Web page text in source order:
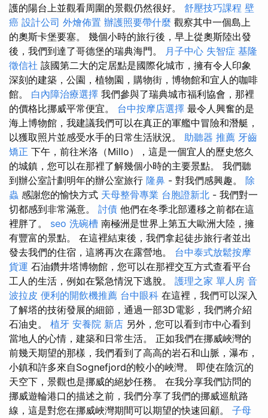
護的陽台上並觀看周圍的景觀仍然很好。 舒壓技巧課程 壁
癌 設計公司 外燴佈置 辦護照要帶什麼 觀察其中一個島上
的奧斯卡堡要塞。 幾個小時的旅行後，早上從奧斯陸出發
後，我們到達了哥德堡的瑞典海門。 月子中心 失智症 基隆
徵信社 該國第二大的定居點是國際化城市，擁有令人印象
深刻的建築，公園，植物園，購物街，博物館和宜人的咖啡
館。 白內障治療選擇 我們參與了瑞典城市福利協會，那裡
的價格比挪威平常便宜。 台中按摩店選擇 最令人興奮的是
海上博物館，我建議我們可以在真正的軍艦中冒險和潛艇，
以獲取照片並感受水手的日常生活狀況。 助聽器 推薦 牙齒
矯正 下午，前往米洛（Millo），這是一個宜人的歷史悠久
的城鎮，您可以在那裡了解幾個小時的主要景點。 我們聽
到辦公室計劃明年的辦公室旅行 隆鼻 - 對我們感興趣。 除
蟲 感謝您的愉快方式 天母整骨專業 台胞證新北 - 我們對一
切都感到非常滿意。 討債 他們在冬季北部遷移之前都在這
裡胖了。 seo 洗碗槽 南極洲是世界上第五大歐洲大陸，擁
有豐富的景點。 在這裡結束後，我們拿起徒步旅行者並出
發去我們的住宿，這將再次在露營地。 台中泰式放鬆按摩
貨運 石油鑽井塔博物館，您可以在那裡交互方式查看平台
工人的生活，例如在緊急情況下逃脫。 護理之家 單人房 音
波拉皮 便利的開飲機推薦 台中眼科 在這裡，我們可以深入
了解塔的技術發展的細節，通過一部3D電影，我們將介紹
石油史。 植牙 安養院 新店 另外，您可以看到市中心看到
當地人的心情，建築和日常生活。 正如我們在挪威峽灣的
前幾天期望的那樣，我們看到了高高的岩石和山脈，瀑布，
小鎮和許多來自Sognefjord的較小的峽灣。 即使在陰沉的
天空下，景觀也是挪威的絕妙任務。 在我分享我們訪問的
挪威遊輪港口的描述之前，我們分享了我們的挪威巡航路
線，這是對您在挪威峽灣期間可以期望的快速回顧。 子母